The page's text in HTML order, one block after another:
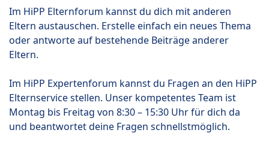
Im HiPP Elternforum kannst du dich mit anderen
Eltern austauschen. Erstelle einfach ein neues Thema
oder antworte auf bestehende Beiträge anderer
Eltern.
Im HiPP Expertenforum kannst du Fragen an den HiPP
Elternservice stellen. Unser kompetentes Team ist
Montag bis Freitag von 8:30 – 15:30 Uhr für dich da
und beantwortet deine Fragen schnellstmöglich.